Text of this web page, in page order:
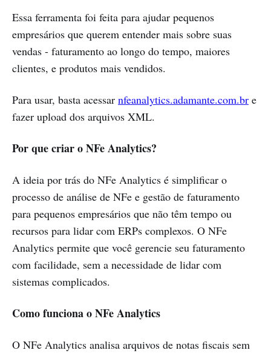
Essa ferramenta foi feita para ajudar pequenos
empresários que querem entender mais sobre suas
vendas - faturamento ao longo do tempo, maiores
clientes, e produtos mais vendidos.
Para usar, basta acessar nfeanalytics.adamante.com.br e
fazer upload dos arquivos XML.
Por que criar o NFe Analytics?
A ideia por trás do NFe Analytics é simplificar o
processo de análise de NFe e gestão de faturamento
para pequenos empresários que não têm tempo ou
recursos para lidar com ERPs complexos. O NFe
Analytics permite que você gerencie seu faturamento
com facilidade, sem a necessidade de lidar com
sistemas complicados.
Como funciona o NFe Analytics
O NFe Analytics analisa arquivos de notas fiscais sem